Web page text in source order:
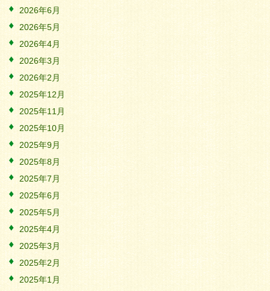
2026年6月
2026年5月
2026年4月
2026年3月
2026年2月
2025年12月
2025年11月
2025年10月
2025年9月
2025年8月
2025年7月
2025年6月
2025年5月
2025年4月
2025年3月
2025年2月
2025年1月